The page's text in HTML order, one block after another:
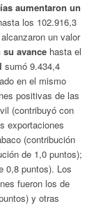
aumentaron un
los 102.916,3
un valor
avancehasta el
sumó 9.434,4
en el mismo
positivas de las
(contribuyó con
exportaciones
(contribución
de 1,0 puntos);
0,8 puntos). Los
fueron los de
y otras